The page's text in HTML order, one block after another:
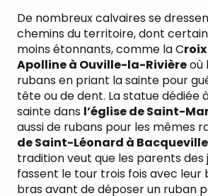
De nombreux calvaires se
chemins du territoire, dont
moins étonnants, comme la C
Apolline à Ouville-la-Rivièreoù
rubans en priant la sainte pour
tête ou de dent. La statue dédiée
sainte dans l’église de Saint-
aussi de rubans pour les mêmes
de Saint-Léonard à
tradition veut que les parents des
fassent le tour trois fois avec leur
bras avant de déposer un ruban